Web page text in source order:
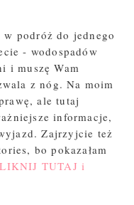
podróż do jednego
- wodospadów
i muszę Wam
z nóg. Na moim
ale tutaj
informacje,
Zajrzyjcie też
bo pokazałam
TUTAJ i